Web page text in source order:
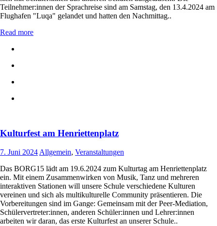
Teilnehmer:innen der Sprachreise sind am Samstag, den 13.4.2024 am
Flughafen "Luqa" gelandet und hatten den Nachmittag..
Read more
Kulturfest am Henriettenplatz
7. Juni 2024 Allgemein, Veranstaltungen
Das BORG15 lädt am 19.6.2024 zum Kulturtag am Henriettenplatz
ein. Mit einem Zusammenwirken von Musik, Tanz und mehreren
interaktiven Stationen will unsere Schule verschiedene Kulturen
vereinen und sich als multikulturelle Community präsentieren. Die
Vorbereitungen sind im Gange: Gemeinsam mit der Peer-Mediation,
Schülervertreter:innen, anderen Schüler:innen und Lehrer:innen
arbeiten wir daran, das erste Kulturfest an unserer Schule..